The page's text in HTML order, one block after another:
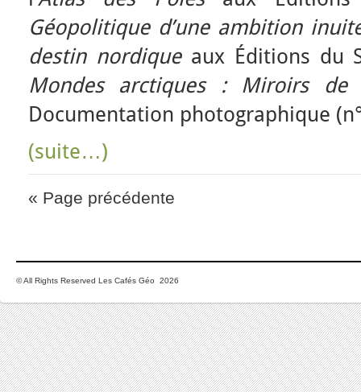
Géopolitique d’une ambition
destin nordiqueaux Éditions du
Mondes arctiques : Miroirs de
Documentation photographique
(suite…)
« Page précédente
© All Rights Reserved Les Cafés Géo 2026